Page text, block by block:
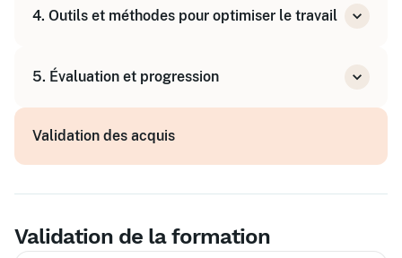
Anticipation des besoins des managers
4. Outils et méthodes pour optimiser le travail
Utilisation d'outils collaboratifs
5. Évaluation et progression
Mises en situation professionnelles
Test de positionnement en début et fin de
Validation des acquis
Validation de la formation